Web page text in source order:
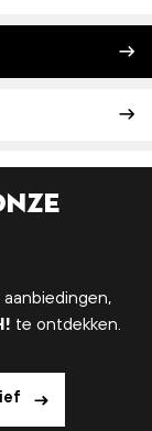
te ontdekken.